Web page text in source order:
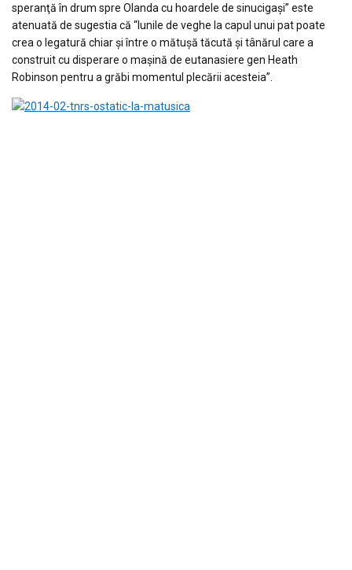
speranţă în drum spre Olanda cu hoardele de sinucigaşi” este
atenuată de sugestia că “lunile de veghe la capul unui pat poate
crea o legatură chiar şi între o mătuşă tăcută şi tânărul care a
construit cu disperare o maşină de eutanasiere gen Heath
Robinson pentru a grăbi momentul plecării acesteia”.